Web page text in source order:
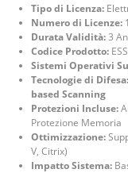
Tipo di Licenza:
Numero di Licenze:
Durata Validità:3
Codice Prodotto:
Sistemi Operativi
Tecnologie di Difesa:
based Scanning
Protezioni Incluse:
Protezione Memoria
Ottimizzazione:
V, Citrix)
Impatto Sistema: